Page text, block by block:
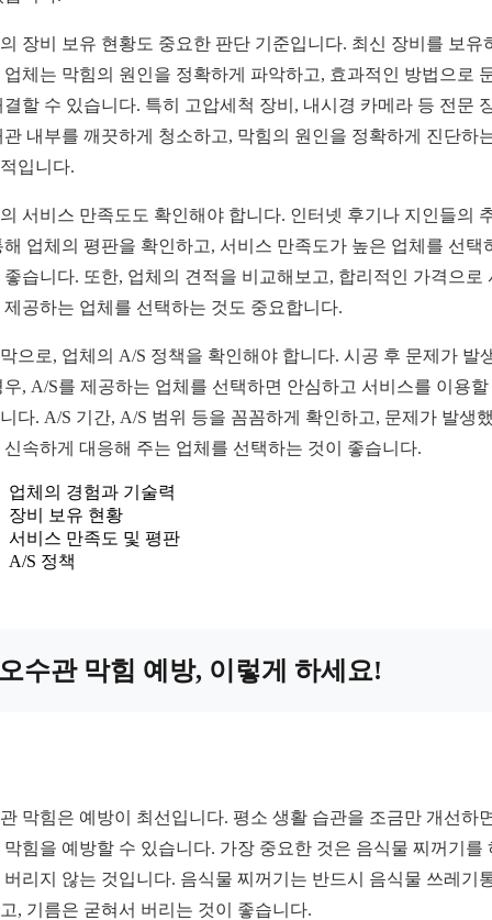
장비 보유 현황도 중요한 판단 기준입니다. 최신 장비를 보유
업체는 막힘의 원인을 정확하게 파악하고, 효과적인 방법으로
결할 수 있습니다. 특히 고압세척 장비, 내시경 카메라 등 전문
관 내부를 깨끗하게 청소하고, 막힘의 원인을 정확하게 진단하
입니다.
서비스 만족도도 확인해야 합니다. 인터넷 후기나 지인들의
해 업체의 평판을 확인하고, 서비스 만족도가 높은 업체를 선택
좋습니다. 또한, 업체의 견적을 비교해보고, 합리적인 가격으로
제공하는 업체를 선택하는 것도 중요합니다.
으로, 업체의 A/S 정책을 확인해야 합니다. 시공 후 문제가 발
우, A/S를 제공하는 업체를 선택하면 안심하고 서비스를 이용할
다. A/S 기간, A/S 범위 등을 꼼꼼하게 확인하고, 문제가 발생
신속하게 대응해 주는 업체를 선택하는 것이 좋습니다.
업체의 경험과 기술력
장비 보유 현황
서비스 만족도 및 평판
A/S 정책
수관 막힘 예방, 이렇게 하세요!
막힘은 예방이 최선입니다. 평소 생활 습관을 조금만 개선하
막힘을 예방할 수 있습니다. 가장 중요한 것은 음식물 찌꺼기를
버리지 않는 것입니다. 음식물 찌꺼기는 반드시 음식물 쓰레기
, 기름은 굳혀서 버리는 것이 좋습니다.